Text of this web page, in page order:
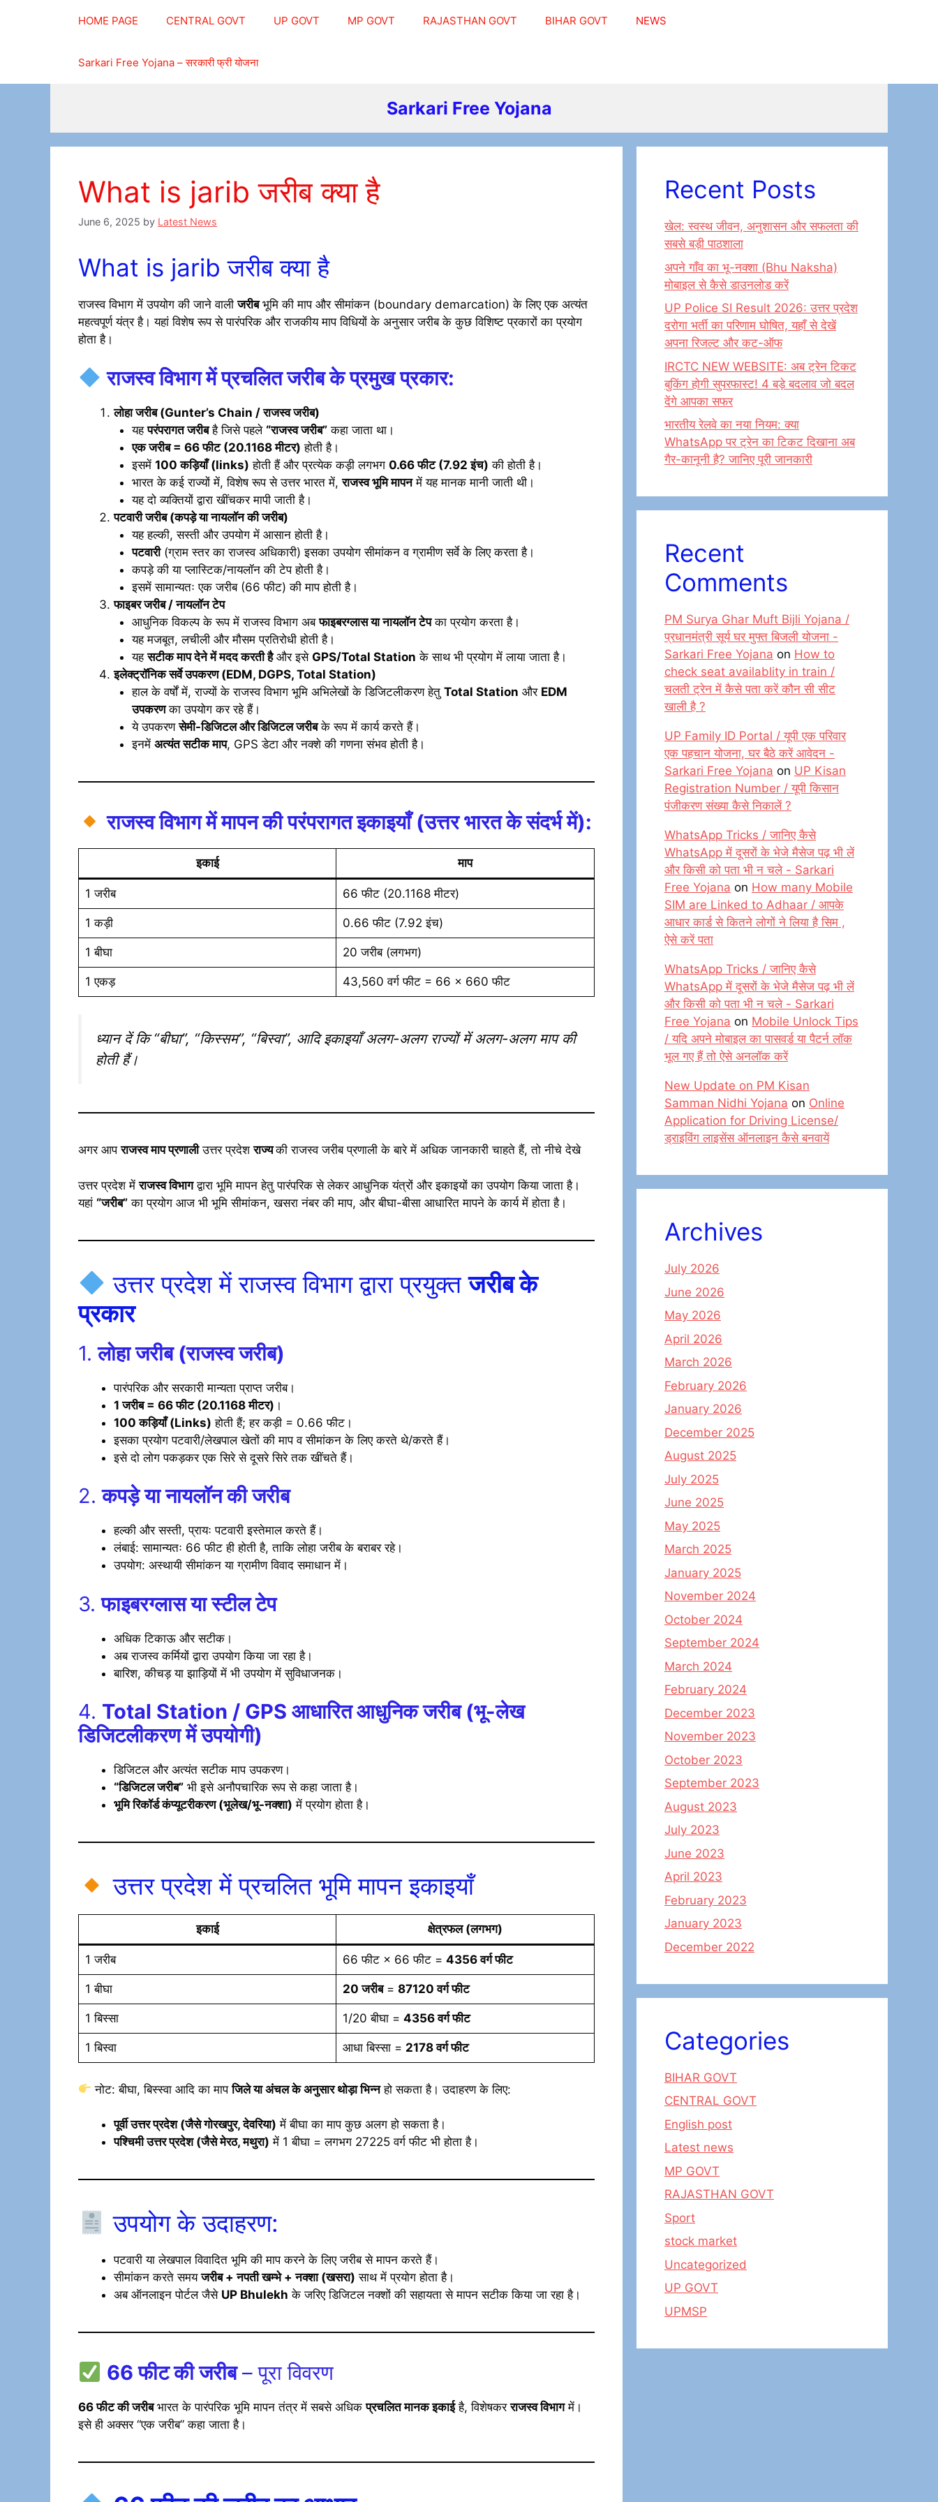
HOME PAGE CENTRAL GOVT UP GOVT MP GOVT RAJASTHAN GOVT BIHAR GOVT NEWS
Sarkari Free Yojana – सरकारी फ्री योजना
Sarkari Free Yojana
What is jarib जरीब क्या है
June 6, 2025 by Latest News
What is jarib जरीब क्या है
राजस्व विभाग में उपयोग की जाने वालीजरीबभूमि की माप और सीमांकन (boundary demarcation) के लिए एक अत्यंत
महत्वपूर्ण यंत्र है। यहां विशेष रूप से पारंपरिक और राजकीय माप विधियों के अनुसार जरीब के कुछ विशिष्ट प्रकारों का प्रयोग
होता है।
राजस्व विभाग में प्रचलित जरीब के प्रमुख प्रकार:
लोहा जरीब (Gunter’s Chain / राजस्व जरीब)
यहपरंपरागत जरीबहै जिसे पहले “राजस्व जरीब”कहा जाता था।
एक जरीब = 66 फीट (20.1168 मीटर) होती है।
इसमें 100 कड़ियाँ (links) होती हैं और प्रत्येक कड़ी लगभग 0.66 फीट (7.92 इंच) की होती है।
भारत के कई राज्यों में, विशेष रूप से उत्तर भारत में,राजस्व भूमि मापनमें यह मानक मानी जाती थी।
यह दो व्यक्तियों द्वारा खींचकर मापी जाती है।
पटवारी जरीब (कपड़े या नायलॉन की जरीब)
यह हल्की, सस्ती और उपयोग में आसान होती है।
पटवारी(ग्राम स्तर का राजस्व अधिकारी) इसका उपयोग सीमांकन व ग्रामीण सर्वे के लिए करता है।
कपड़े की या प्लास्टिक/नायलॉन की टेप होती है।
इसमें सामान्यतः एक जरीब (66 फीट) की माप होती है।
फाइबर जरीब / नायलॉन टेप
आधुनिक विकल्प के रूप में राजस्व विभाग अबफाइबरग्लास या नायलॉन टेपका प्रयोग करता है।
यह मजबूत, लचीली और मौसम प्रतिरोधी होती है।
यहसटीक माप देने में मदद करती हैऔर इसे GPS/Total Station के साथ भी प्रयोग में लाया जाता है।
इलेक्ट्रॉनिक सर्वे उपकरण (EDM, DGPS, Total Station)
हाल के वर्षों में, राज्यों के राजस्व विभाग भूमि अभिलेखों के डिजिटलीकरण हेतु Total Station और EDM
उपकरणका उपयोग कर रहे हैं।
ये उपकरणसेमी-डिजिटल और डिजिटल जरीबके रूप में कार्य करते हैं।
इनमें अत्यंत सटीक माप, GPS डेटा और नक्शे की गणना संभव होती है।
राजस्व विभाग में मापन की परंपरागत इकाइयाँ (उत्तर भारत के संदर्भ में):
इकाई माप
1 जरीब 66 फीट (20.1168 मीटर)
1 कड़ी 0.66 फीट (7.92 इंच)
1 बीघा 20 जरीब (लगभग)
1 एकड़ 43,560 वर्ग फीट = 66 × 660 फीट
ध्यान दें कि “बीघा”, “किस्सम”, “बिस्वा”, आदि इकाइयाँ अलग-अलग राज्यों में अलग-अलग माप की
होती हैं।
अगर आपराजस्व माप प्रणालीउत्तर प्रदेशराज्यकी राजस्व जरीब प्रणाली के बारे में अधिक जानकारी चाहते हैं, तो नीचे देखे
उत्तर प्रदेश मेंराजस्व विभागद्वारा भूमि मापन हेतु पारंपरिक से लेकर आधुनिक यंत्रों और इकाइयों का उपयोग किया जाता है।
यहां “जरीब” का प्रयोग आज भी भूमि सीमांकन, खसरा नंबर की माप, और बीघा-बीसा आधारित मापने के कार्य में होता है।
उत्तर प्रदेश में राजस्व विभाग द्वारा प्रयुक्तजरीब के
प्रकार
1.लोहा जरीब (राजस्व जरीब)
पारंपरिक और सरकारी मान्यता प्राप्त जरीब।
1 जरीब = 66 फीट (20.1168 मीटर) ।
100 कड़ियाँ (Links) होती हैं; हर कड़ी = 0.66 फीट।
इसका प्रयोग पटवारी/लेखपाल खेतों की माप व सीमांकन के लिए करते थे/करते हैं।
इसे दो लोग पकड़कर एक सिरे से दूसरे सिरे तक खींचते हैं।
2.कपड़े या नायलॉन की जरीब
हल्की और सस्ती, प्रायः पटवारी इस्तेमाल करते हैं।
लंबाई: सामान्यतः 66 फीट ही होती है, ताकि लोहा जरीब के बराबर रहे।
उपयोग: अस्थायी सीमांकन या ग्रामीण विवाद समाधान में।
3.फाइबरग्लास या स्टील टेप
अधिक टिकाऊ और सटीक।
अब राजस्व कर्मियों द्वारा उपयोग किया जा रहा है।
बारिश, कीचड़ या झाड़ियों में भी उपयोग में सुविधाजनक।
4. Total Station / GPS आधारित आधुनिक जरीब (भू-लेख
डिजिटलीकरण में उपयोगी)
डिजिटल और अत्यंत सटीक माप उपकरण।
“डिजिटल जरीब” भी इसे अनौपचारिक रूप से कहा जाता है।
भूमि रिकॉर्ड कंप्यूटरीकरण (भूलेख/भू-नक्शा) में प्रयोग होता है।
उत्तर प्रदेश में प्रचलित भूमि मापन इकाइयाँ
इकाई क्षेत्रफल (लगभग)
1 जरीब 66 फीट × 66 फीट = 4356 वर्ग फीट
1 बीघा 20 जरीब= 87120 वर्ग फीट
1 बिस्सा 1/20 बीघा = 4356 वर्ग फीट
1 बिस्वा आधा बिस्सा = 2178 वर्ग फीट
नोट: बीघा, बिस्स्वा आदि का मापजिले या अंचल के अनुसार थोड़ा भिन्नहो सकता है। उदाहरण के लिए:
पूर्वी उत्तर प्रदेश (जैसे गोरखपुर, देवरिया) में बीघा का माप कुछ अलग हो सकता है।
पश्चिमी उत्तर प्रदेश (जैसे मेरठ, मथुरा) में 1 बीघा = लगभग 27225 वर्ग फीट भी होता है।
उपयोग के उदाहरण:
पटवारी या लेखपाल विवादित भूमि की माप करने के लिए जरीब से मापन करते हैं।
सीमांकन करते समयजरीब + नपती खम्भे + नक्शा (खसरा) साथ में प्रयोग होता है।
अब ऑनलाइन पोर्टल जैसे UP Bhulekh के जरिए डिजिटल नक्शों की सहायता से मापन सटीक किया जा रहा है।
66 फीट की जरीब– पूरा विवरण
66 फीट की जरीबभारत के पारंपरिक भूमि मापन तंत्र में सबसे अधिकप्रचलित मानक इकाईहै, विशेषकरराजस्व विभागमें।
इसे ही अक्सर “एक जरीब” कहा जाता है।
Recent Posts
खेल: स्वस्थ जीवन, अनुशासन और सफलता की
सबसे बड़ी पाठशाला
अपने गाँव का भू-नक्शा (Bhu Naksha)
मोबाइल से कैसे डाउनलोड करें
UP Police SI Result 2026: उत्तर प्रदेश
दरोगा भर्ती का परिणाम घोषित, यहाँ से देखें
अपना रिजल्ट और कट-ऑफ
IRCTC NEW WEBSITE: अब ट्रेन टिकट
बुकिंग होगी सुपरफास्ट! 4 बड़े बदलाव जो बदल
देंगे आपका सफर
भारतीय रेलवे का नया नियम: क्या
WhatsApp पर ट्रेन का टिकट दिखाना अब
गैर-कानूनी है? जानिए पूरी जानकारी
Recent
Comments
PM Surya Ghar Muft Bijli Yojana /
प्रधानमंत्री सूर्य घर मुफ्त बिजली योजना -
Sarkari Free Yojana on How to
check seat availablity in train /
चलती ट्रेन में कैसे पता करें कौन सी सीट
खाली है ?
UP Family ID Portal / यूपी एक परिवार
एक पहचान योजना, घर बैठे करें आवेदन -
Sarkari Free Yojana on UP Kisan
Registration Number / यूपी किसान
पंजीकरण संख्या कैसे निकालें ?
WhatsApp Tricks / जानिए कैसे
WhatsApp में दूसरों के भेजे मैसेज पढ़ भी लें
और किसी को पता भी न चले - Sarkari
Free Yojana on How many Mobile
SIM are Linked to Adhaar / आपके
आधार कार्ड से कितने लोगों ने लिया है सिम ,
ऐसे करें पता
WhatsApp Tricks / जानिए कैसे
WhatsApp में दूसरों के भेजे मैसेज पढ़ भी लें
और किसी को पता भी न चले - Sarkari
Free Yojana on Mobile Unlock Tips
/ यदि अपने मोबाइल का पासवर्ड या पैटर्न लॉक
भूल गए हैं तो ऐसे अनलॉक करें
New Update on PM Kisan
Samman Nidhi Yojana on Online
Application for Driving License/
ड्राइविंग लाइसेंस ऑनलाइन कैसे बनवायें
Archives
July 2026
June 2026
May 2026
April 2026
March 2026
February 2026
January 2026
December 2025
August 2025
July 2025
June 2025
May 2025
March 2025
January 2025
November 2024
October 2024
September 2024
March 2024
February 2024
December 2023
November 2023
October 2023
September 2023
August 2023
July 2023
June 2023
April 2023
February 2023
January 2023
December 2022
Categories
BIHAR GOVT
CENTRAL GOVT
English post
Latest news
MP GOVT
RAJASTHAN GOVT
Sport
stock market
Uncategorized
UP GOVT
UPMSP